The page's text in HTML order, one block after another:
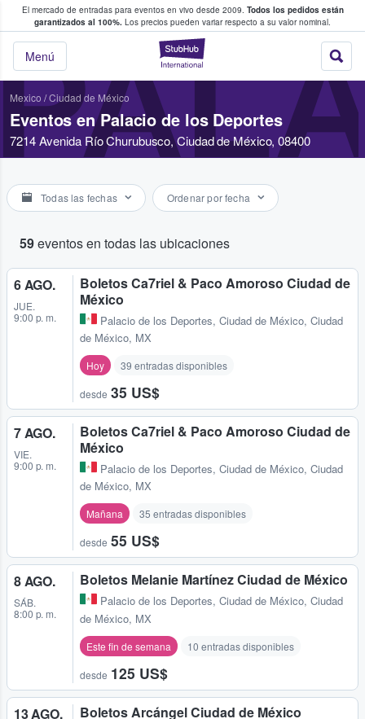
El mercado de entradas para eventos en vivo desde 2009. Todos los pedidos están
garantizados al 100%. Los precios pueden variar respecto a su valor nominal.
StubHub:
Menú
y venta de entradas entre fans
Mexico /Ciudad de México
Eventos en Palacio de los Deportes
7214 Avenida Río Churubusco, Ciudad de México, 08400
Todas las fechas Ordenar por fecha
59eventos en todas las ubicaciones
6 AGO.
JUE.
9:00 p. m.
Boletos Ca7riel & Paco Amoroso Ciudad de
México
Palacio de los Deportes, Ciudad de México, Ciudad
de México, MX
Hoy 39 entradas disponibles
desde 35 US$
7 AGO.
VIE.
9:00 p. m.
Boletos Ca7riel & Paco Amoroso Ciudad de
México
Palacio de los Deportes, Ciudad de México, Ciudad
de México, MX
Mañana 35 entradas disponibles
desde 55 US$
8 AGO.
SÁB.
8:00 p. m.
Boletos Melanie Martínez Ciudad de México
Palacio de los Deportes, Ciudad de México, Ciudad
de México, MX
Este fin de semana 10 entradas disponibles
desde 125 US$
13 AGO. Boletos Arcángel Ciudad de México